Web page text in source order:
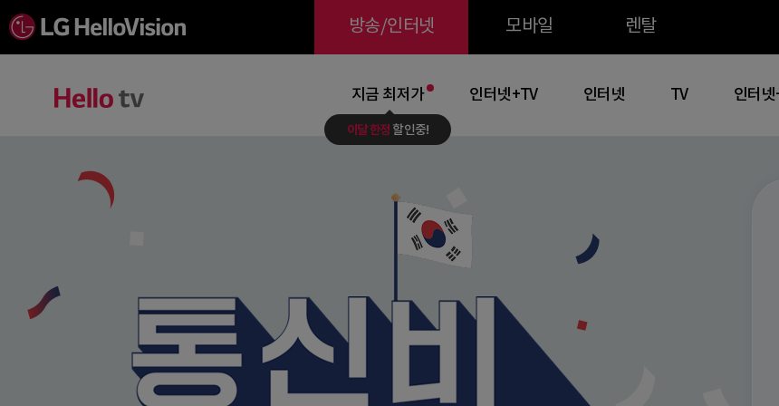
본문 바로가기
주메뉴 바로가기
약관 바로가기
방송/인터넷 모바일 렌탈
지금 최저가
이달 한정 할인중!
인터넷+TV 인터넷 TV 인터